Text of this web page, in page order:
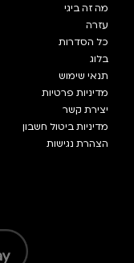
מה זה ביגי
עזרה
כל הסדרות
בלוג
תנאי שימוש
מדיניות פרטיות
יצירת קשר
מדיניות ביטול חשבון
הצהרת נגישות